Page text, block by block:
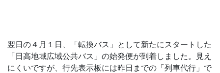
翌日の４月１日、「転換バス」として新たにスタートした
「日高地域広域公共バス」の始発便が到着しました。見え
にくいですが、行先表示板には昨日までの「列車代行」で